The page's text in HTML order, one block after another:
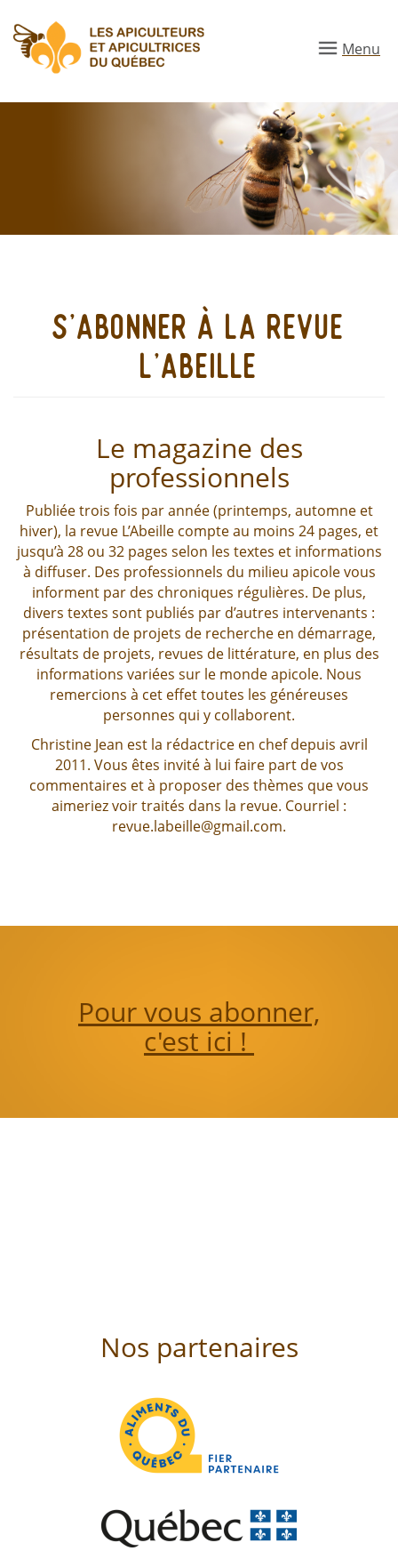
au
contenu
principal
Menu
s'abonner à la revue
l'abeille
Le magazine des
professionnels
Publiée trois fois par année (printemps, automne et
hiver), la revue L’Abeille compte au moins 24 pages, et
jusqu’à 28 ou 32 pages selon les textes et informations
à diffuser. Des professionnels du milieu apicole vous
informent par des chroniques régulières. De plus,
divers textes sont publiés par d’autres intervenants :
présentation de projets de recherche en démarrage,
résultats de projets, revues de littérature, en plus des
informations variées sur le monde apicole. Nous
remercions à cet effet toutes les généreuses
personnes qui y collaborent.
Christine Jean est la rédactrice en chef depuis avril
2011. Vous êtes invité à lui faire part de vos
commentaires et à proposer des thèmes que vous
aimeriez voir traités dans la revue. Courriel :
revue.labeille@gmail.com.
Pour vous abonner,
c'est ici !
Nos partenaires